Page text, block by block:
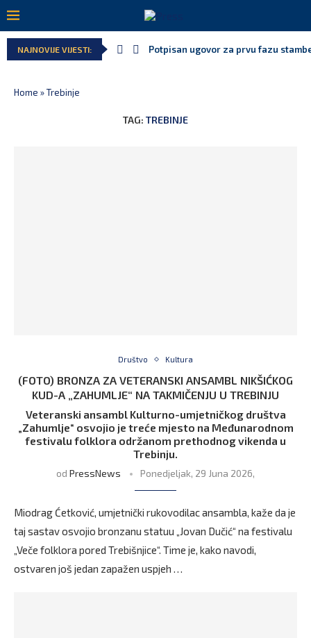
NAJNOVIJE VIJESTI: Potpisan ugovor za prvu fazu
Home »Trebinje
TAG: TREBINJE
Društvo Kultura
(FOTO) BRONZA ZA VETERANSKI ANSAMBL NIKŠIĆKOG
KUD-A „ZAHUMLJE“ NA TAKMIČENJU U TREBINJU
Veteranski ansambl Kulturno-umjetničkog društva
„Zahumlje“ osvojio je treće mjesto na Međunarodnom
festivalu folklora održanom prethodnog vikenda u
Trebinju.
od PressNews Ponedjeljak, 29 Juna 2026,
Miodrag Ćetković, umjetnički rukovodilac ansambla, kaže da je
taj sastav osvojio bronzanu statuu „Jovan Dučić“ na festivalu
„Veče folklora pored Trebišnjice“. Time je, kako navodi,
ostvaren još jedan zapažen uspjeh …